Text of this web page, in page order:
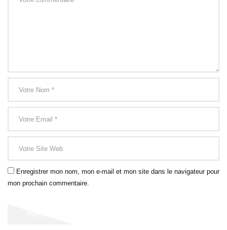
Enregistrer mon nom, mon e-mail et mon site dans le navigateur pour
mon prochain commentaire.